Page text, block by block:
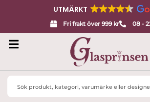
UTMÄRKT
Fri frakt över 999 kr 08 -
Search